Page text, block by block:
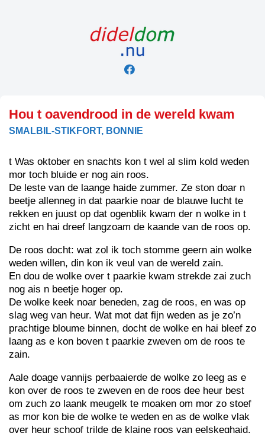
Hou t oavendrood in de wereld kwam
SMALBIL-STIKFORT, BONNIE
t Was oktober en snachts kon t wel al slim kold weden
mor toch bluide er nog ain roos.
De leste van de laange haide zummer. Ze ston doar n
beetje allenneg in dat paarkie noar de blauwe lucht te
rekken en juust op dat ogenblik kwam der n wolke in t
zicht en hai dreef langzoam de kaande van de roos op.
De roos docht: wat zol ik toch stomme geern ain wolke
weden willen, din kon ik veul van de wereld zain.
En dou de wolke over t paarkie kwam strekde zai zuch
nog ais n beetje hoger op.
De wolke keek noar beneden, zag de roos, en was op
slag weg van heur. Wat mot dat fijn weden as je zo’n
prachtige bloume binnen, docht de wolke en hai bleef zo
laang as e kon boven t paarkie zweven om de roos te
zain.
Aale doage vannijs perbaaierde de wolke zo leeg as e
kon over de roos te zweven en de roos dee heur best
om zuch zo laank meugelk te moaken om mor zo stoef
as mor kon bie de wolke te weden en as de wolke vlak
over heur schoof trilde de klaine roos van eelskeghaid.